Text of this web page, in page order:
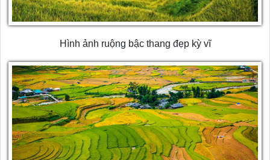
Hình ảnh ruộng bậc thang đẹp kỳ vĩ